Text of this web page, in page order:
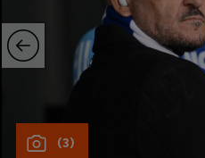
Echipa
(3)